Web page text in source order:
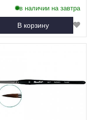
в наличии на завтра
В корзину